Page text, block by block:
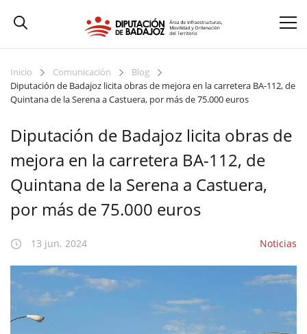
Inicio Comunicación
Blog
Diputación de Badajoz licita obras de mejora en la carretera BA-112, de
Quintana de la Serena a Castuera, por más de 75.000 euros
Diputación de Badajoz licita obras de
mejora en la carretera BA-112, de
Quintana de la Serena a Castuera,
por más de 75.000 euros
13 jun. 2024 Noticias